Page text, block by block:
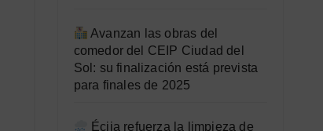
Avanzan las obras del
comedor del CEIP Ciudad del
Sol: su finalización está prevista
para finales de 2025
Écija refuerza la limpieza de